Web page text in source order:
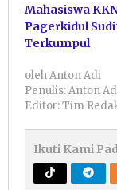
Mahasiswa
Pagerkidul
Terkumpul
olehAnton Adi
Penulis: Anton
Editor: Tim
Ikuti Kami